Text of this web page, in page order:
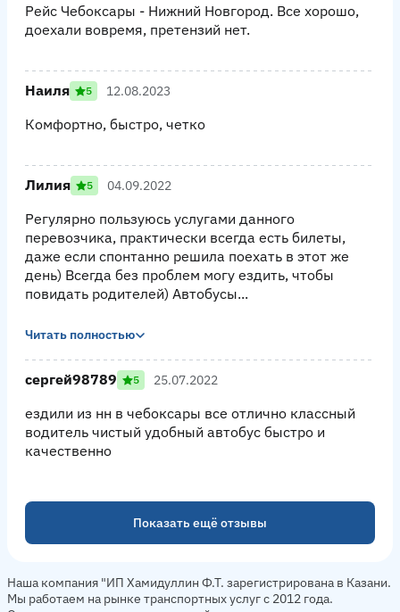
Рейс Чебоксары - Нижний Новгород. Все хорошо,
доехали вовремя, претензий нет.
Наиля 5 12.08.2023
Комфортно, быстро, четко
Лилия 5 04.09.2022
Регулярно пользуюсь услугами данного
перевозчика, практически всегда есть билеты,
даже если спонтанно решила поехать в этот же
день) Всегда без проблем могу ездить, чтобы
повидать родителей) Автобусы...
Читать полностью
сергей98789 5 25.07.2022
ездили из нн в чебоксары все отлично классный
водитель чистый удобный автобус быстро и
качественно
Показать ещё отзывы
Наша компания "ИП Хамидуллин Ф.Т. зарегистрирована в Казани.
Мы работаем на рынке транспортных услуг с 2012 года.